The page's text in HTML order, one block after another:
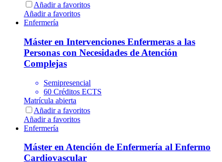
Añadir a favoritos
Añadir a favoritos
Enfermería
Máster en Intervenciones Enfermeras a las
Personas con Necesidades de Atención
Complejas
Semipresencial
60 Créditos ECTS
Matrícula abierta
Añadir a favoritos
Añadir a favoritos
Enfermería
Máster en Atención de Enfermería al Enfermo
Cardiovascular